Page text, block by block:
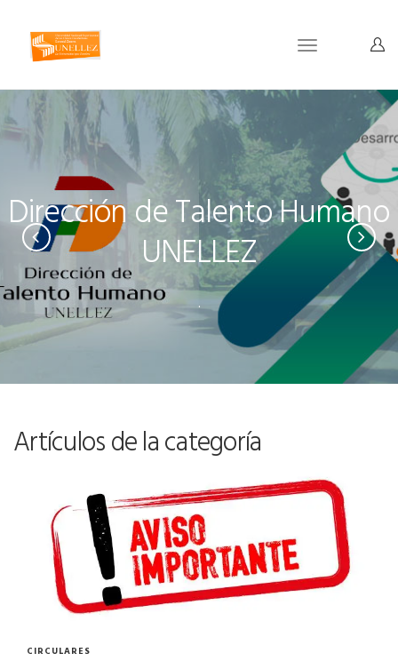
Toggle
Dirección de Talento Humano
UNELLEZ
.
Artículos de la categoría
CIRCULARES